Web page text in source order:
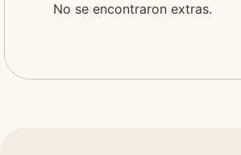
No se encontraron extras.